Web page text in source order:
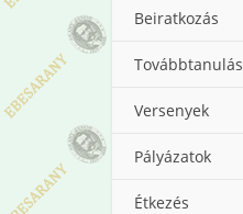
Beiratkozás
Továbbtanulás
Versenyek
Pályázatok
Étkezés